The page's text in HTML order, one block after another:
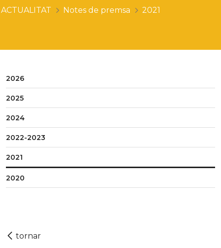
ACTUALITAT Notes de premsa 2021
2026
2025
2024
2022-2023
2021
2020